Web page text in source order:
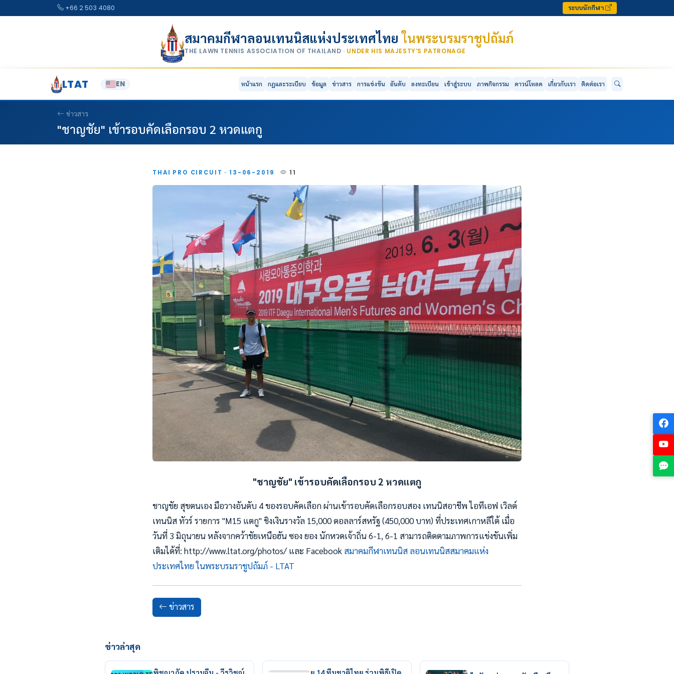
+66 2 503 4080 ระบบนักกีฬา
สมาคมกีฬาลอนเทนนิสแห่งประเทศไทยในพระบรมราชูปถัมภ์
THE LAWN TENNIS ASSOCIATION OF THAILAND · UNDER HIS MAJESTY’S PATRONAGE
LTAT EN หน้าแรก กฎและระเบียบ ข้อมูล ข่าวสาร การแข่งขัน อันดับ ลงทะเบียน เข้าสู่ระบบ ภาพกิจกรรม ดาวน์โหลด เกี่ยวกับเรา ติดต่อเรา
ข่าวสาร
"ชาญชัย" เข้ารอบคัดเลือกรอบ 2 หวดแตกู
THAI PRO CIRCUIT · 13-06-2019 11
"ชาญชัย" เข้ารอบคัดเลือกรอบ 2 หวดแตกู
ชาญชัย สุขตนเอง มือวางอันดับ 4 ของรอบคัดเลือก ผ่านเข้ารอบคัดเลือกรอบสอง เทนนิสอาชีพ ไอทีเอฟ เวิลด์
เทนนิส ทัวร์ รายการ "M15 แตกู" ชิงเงินรางวัล 15,000 ดอลลาร์สหรัฐ (450,000 บาท) ที่ประเทศเกาหลีใต้ เมื่อ
วันที่ 3 มิถุนายน หลังจากคว้าชัยเหนือฮัน ซอง ยอง นักหวดเจ้าถิ่น 6-1, 6-1 สามารถติดตามภาพการแข่งขันเพิ่ม
เติมได้ที่: http://www.ltat.org/photos/ และ Facebook สมาคมกีฬาเทนนิส ลอนเทนนิสสมาคมแห่ง
ประเทศไทย ในพระบรมราชูปถัมภ์ - LTAT
ข่าวสาร
ข่าวล่าสุด